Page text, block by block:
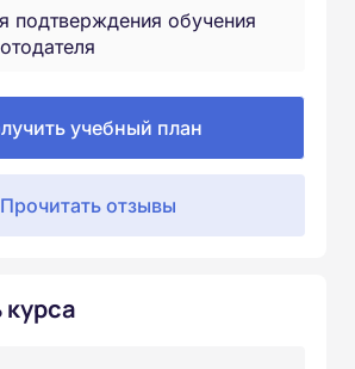
подтверждения обучения
учебный план
Прочитать отзывы